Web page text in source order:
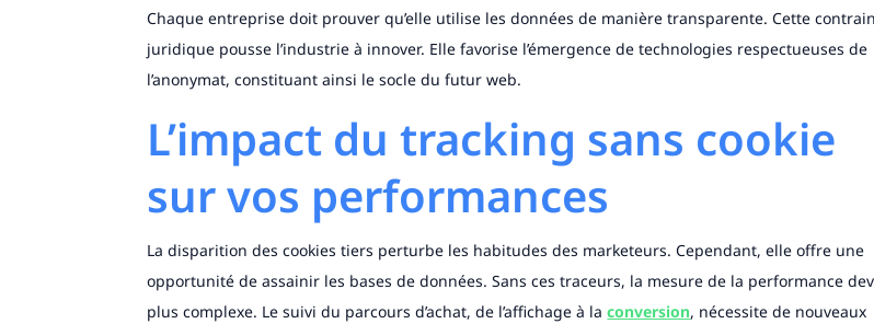
Chaque entreprise doit prouver qu’elle utilise les données de manière transparente. Cette
juridique pousse l’industrie à innover. Elle favorise l’émergence de technologies respectueuses de
l’anonymat, constituant ainsi le socle du futur web.
L’impact du tracking sans cookie
sur vos performances
La disparition des cookies tiers perturbe les habitudes des marketeurs. Cependant, elle offre une
opportunité de assainir les bases de données. Sans ces traceurs, la mesure de la performance
plus complexe. Le suivi du parcours d’achat, de l’affichage à laconversion, nécessite de nouveaux